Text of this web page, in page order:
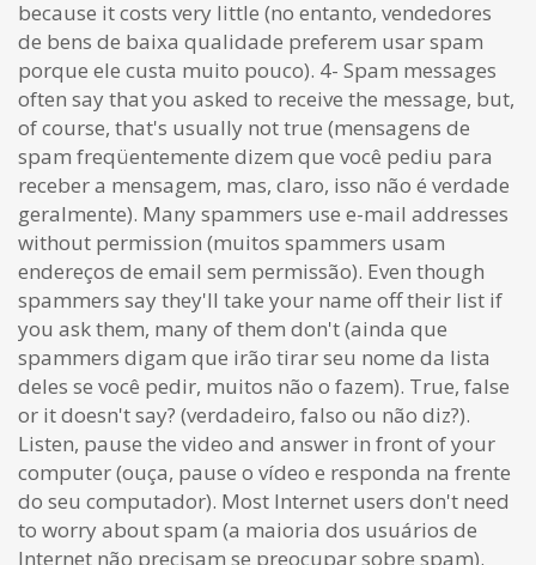
because it costs very little (no entanto, vendedores
de bens de baixa qualidade preferem usar spam
porque ele custa muito pouco). 4- Spam messages
often say that you asked to receive the message, but,
of course, that's usually not true (mensagens de
spam freqüentemente dizem que você pediu para
receber a mensagem, mas, claro, isso não é verdade
geralmente). Many spammers use e-mail addresses
without permission (muitos spammers usam
endereços de email sem permissão). Even though
spammers say they'll take your name off their list if
you ask them, many of them don't (ainda que
spammers digam que irão tirar seu nome da lista
deles se você pedir, muitos não o fazem). True, false
or it doesn't say? (verdadeiro, falso ou não diz?).
Listen, pause the video and answer in front of your
computer (ouça, pause o vídeo e responda na frente
do seu computador). Most Internet users don't need
to worry about spam (a maioria dos usuários de
Internet não precisam se preocupar sobre spam).